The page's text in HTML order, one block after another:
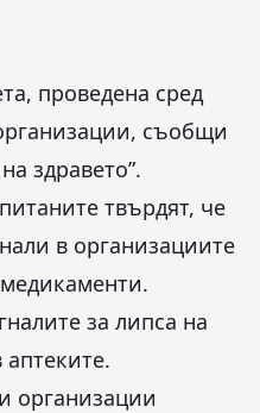
проведена сред
съобщи
здравето”.
твърдят, че
в организациите
за липса на
организации